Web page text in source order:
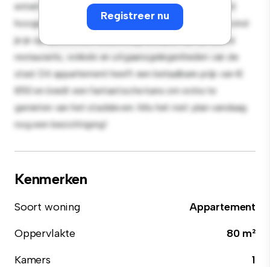
Registreer nu
entertainment en de strakke keuken is uitgerust met
hoogwaardige apparatuur. Dankzij de toplocatie bevind
je je op slechts een steenworp afstand van de beste
restaurants, winkels en uitgaansgelegenheden van de
stad. Dit appartement heeft een betaalbare prijs van €
850 en biedt een fantastische kans om extra te
genieten van het stadsleven. Mis het niet: plan vandaag
nog een bezichtiging!
Kenmerken
Soort woning
Appartement
Oppervlakte
80 m²
Kamers
1